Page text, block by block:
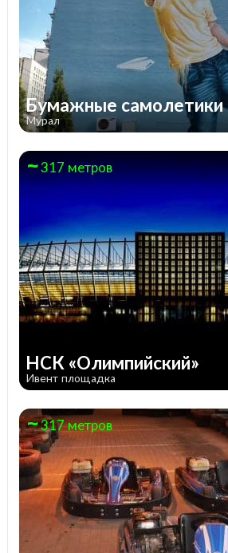
Бумажные самолетики
Мурал
317 метров
НСК «Олимпийский»
Ивент площадка
317 метров